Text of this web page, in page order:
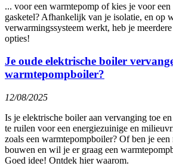
... voor een warmtepomp of kies je voor
gasketel? Afhankelijk van je isolatie, en op
verwarmingssysteem werkt, heb je
opties!
Je oude elektrische boiler
warmtepompboiler?
12/08/2025
Is je elektrische boiler aan vervanging toe
te ruilen voor een energiezuinige en
zoals een warmtepompboiler? Of ben je
bouwen en wil je er graag een
Goed idee! Ontdek hier waarom.